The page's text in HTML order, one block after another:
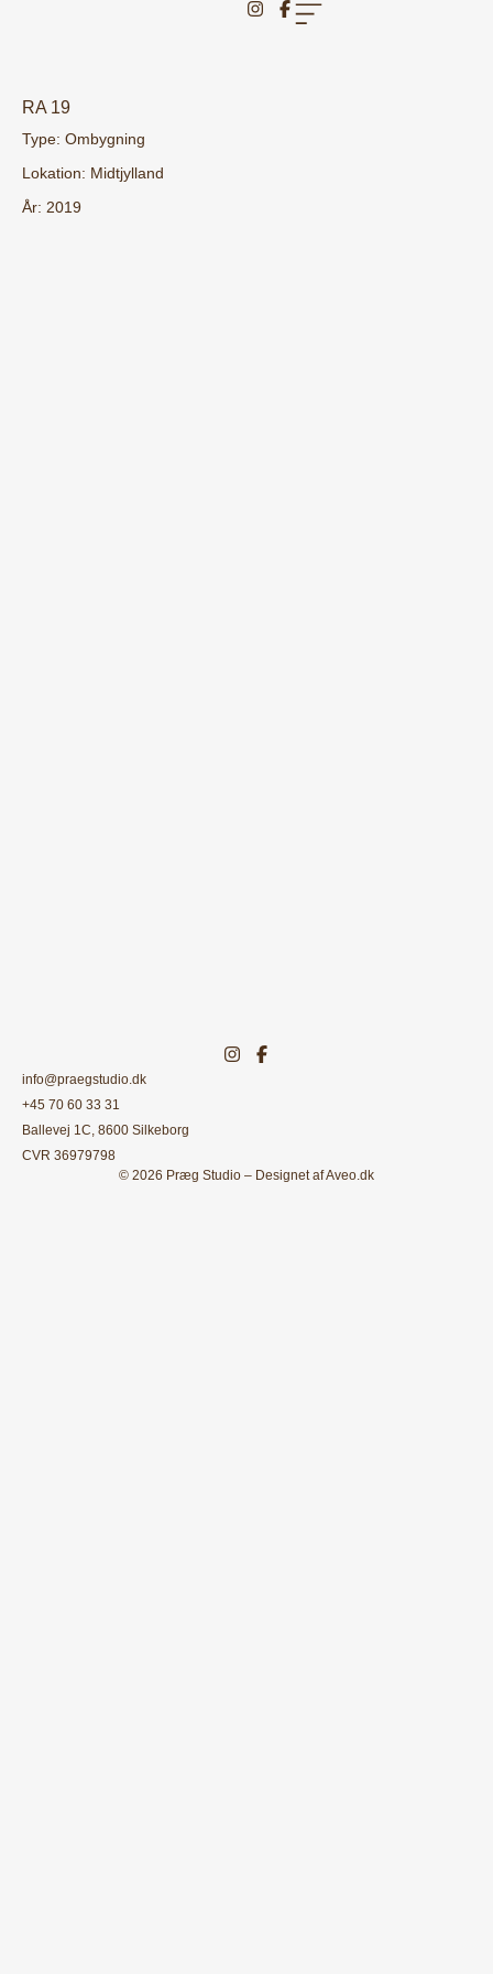
RA 19
Type: Ombygning
Lokation: Midtjylland
År: 2019
info@praegstudio.dk
+45 70 60 33 31
Ballevej 1C, 8600 Silkeborg
CVR 36979798
© 2026 Præg Studio – Designet afAveo.dk